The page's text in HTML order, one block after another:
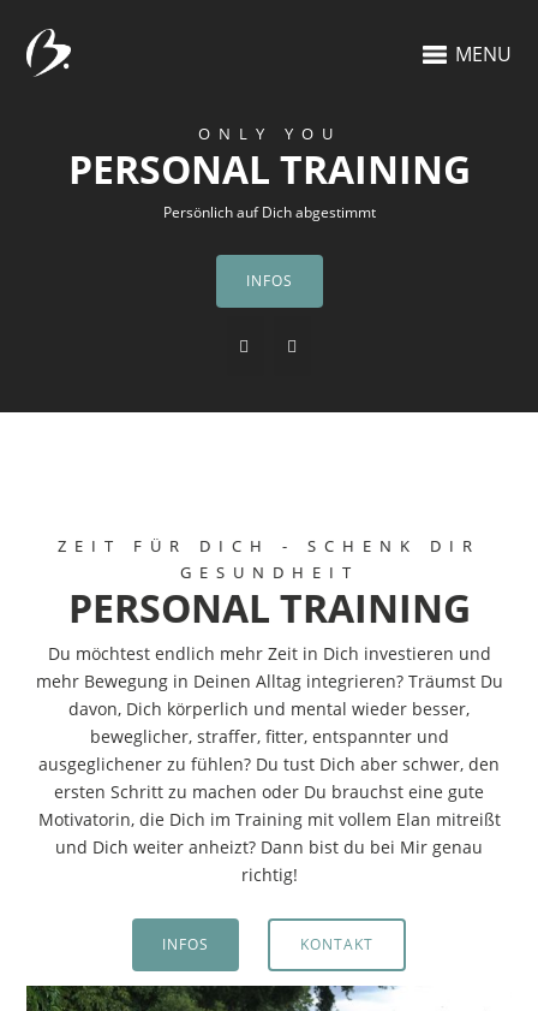
MENU
ONLY YOU
PERSONAL TRAINING
Persönlich auf Dich abgestimmt
INFOS
ZEIT FÜR DICH - SCHENK DIR
GESUNDHEIT
PERSONAL TRAINING
Du möchtest endlich mehr Zeit in Dich investieren und
mehr Bewegung in Deinen Alltag integrieren? Träumst Du
davon, Dich körperlich und mental wieder besser,
beweglicher, straffer, fitter, entspannter und
ausgeglichener zu fühlen? Du tust Dich aber schwer, den
ersten Schritt zu machen oder Du brauchst eine gute
Motivatorin, die Dich im Training mit vollem Elan mitreißt
und Dich weiter anheizt? Dann bist du bei Mir genau
richtig!
INFOS KONTAKT